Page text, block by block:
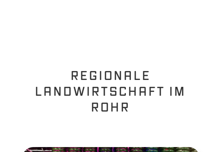
REGIONALE
LANDWIRTSCHAFT IM
ROHR